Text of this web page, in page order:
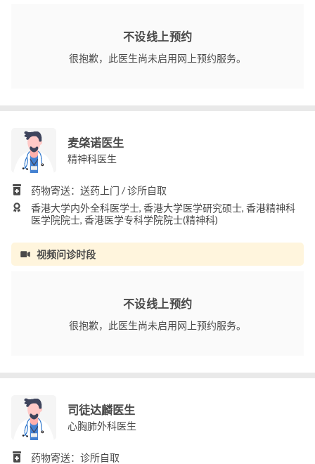
不设线上预约
很抱歉，此医生尚未启用网上预约服务。
麦棨诺医生
精神科医生
药物寄送：送药上门 / 诊所自取
香港大学内外全科医学士, 香港大学医学研究硕士, 香港精神科
医学院院士, 香港医学专科学院院士(精神科)
视频问诊时段
不设线上预约
很抱歉，此医生尚未启用网上预约服务。
司徒达麟医生
心胸肺外科医生
药物寄送：诊所自取